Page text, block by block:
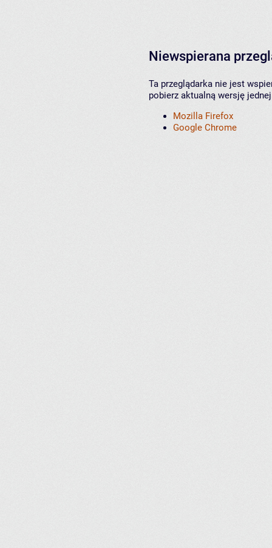
Niewspierana
Ta przeglądarka nie jest
pobierz aktualną wersję
Mozilla Firefox
Google Chrome